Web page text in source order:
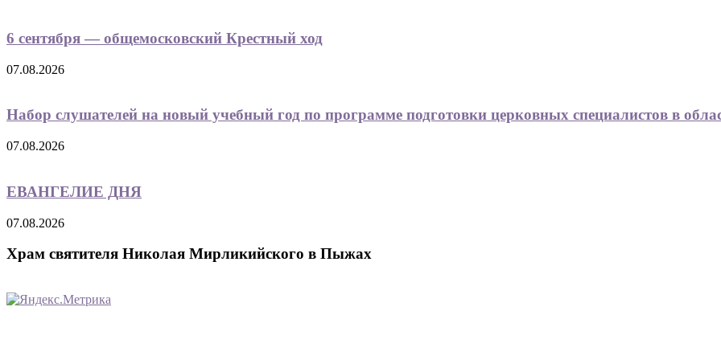
6 сентября — общемосковский Крестный ход
07.08.2026
Набор слушателей на новый учебный год по программе подготовки церковных специалистов в
07.08.2026
ЕВАНГЕЛИЕ ДНЯ
07.08.2026
Храм святителя Николая Мирликийского в Пыжах